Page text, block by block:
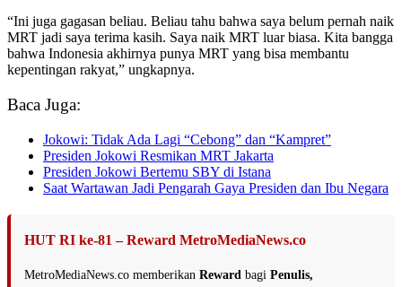
“Ini juga gagasan beliau. Beliau tahu bahwa saya belum pernah naik
MRT jadi saya terima kasih. Saya naik MRT luar biasa. Kita bangga
bahwa Indonesia akhirnya punya MRT yang bisa membantu
kepentingan rakyat,” ungkapnya.
Baca Juga:
Jokowi: Tidak Ada Lagi “Cebong” dan “Kampret”
Presiden Jokowi Resmikan MRT Jakarta
Presiden Jokowi Bertemu SBY di Istana
Saat Wartawan Jadi Pengarah Gaya Presiden dan Ibu Negara
HUT RI ke-81 – Reward MetroMediaNews.co
MetroMediaNews.co memberikan Reward bagi Penulis,